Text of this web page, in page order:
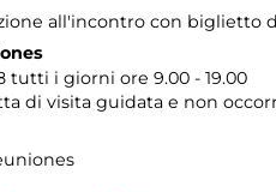
all'incontro con biglietto
tutti i giorni ore 9.00 - 19.00
di visita guidata e non